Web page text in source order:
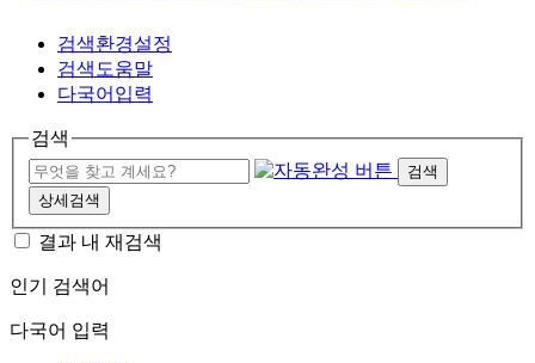
검색환경설정
검색도움말
다국어입력
검색
검색
상세검색
결과 내 재검색
인기 검색어
다국어 입력